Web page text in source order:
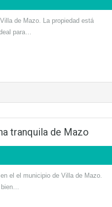
de Mazo. La propiedad está
para…
tranquila de Mazo
el el municipio de Villa de Mazo.
bien…